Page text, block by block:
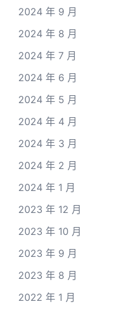
2024 年 9 月
2024 年 8 月
2024 年 7 月
2024 年 6 月
2024 年 5 月
2024 年 4 月
2024 年 3 月
2024 年 2 月
2024 年 1 月
2023 年 12 月
2023 年 10 月
2023 年 9 月
2023 年 8 月
2022 年 1 月